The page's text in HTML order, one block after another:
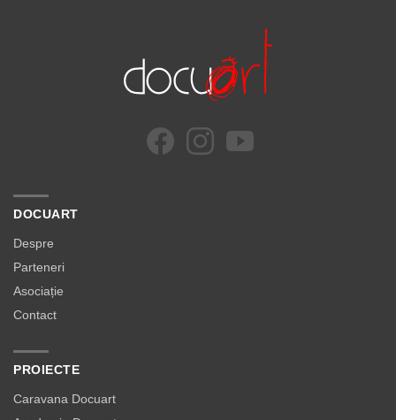
DOCUART
Despre
Parteneri
Asociație
Contact
PROIECTE
Caravana Docuart